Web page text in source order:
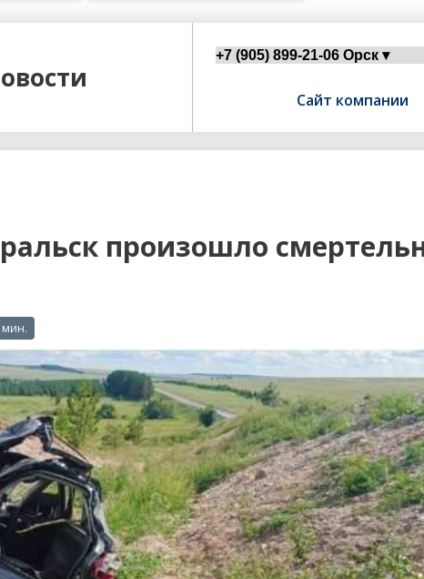
Сайт компании
произошло
мин.